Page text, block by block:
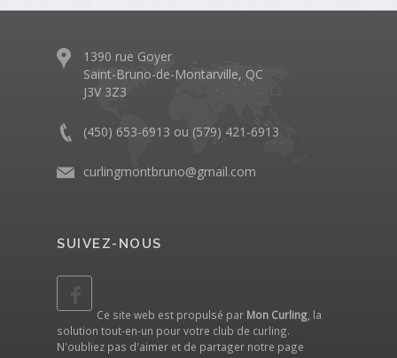
1390 rue Goyer
Saint-Bruno-de-Montarville, QC
J3V 3Z3
(450) 653-6913 ou (579) 421-6913
curlingmontbruno@gmail.com
SUIVEZ-NOUS
Ce site web est propulsé par Mon Curling, la
solution tout-en-un pour votre club de curling.
N'oubliez pas d'aimer et de partager notre page